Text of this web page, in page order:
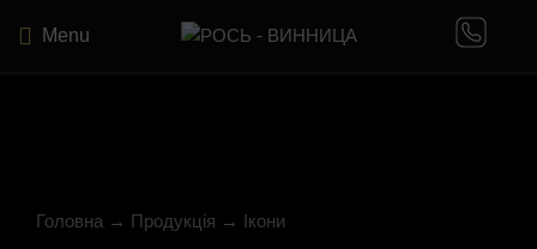
Menu
Головна → Продукція → Ікони